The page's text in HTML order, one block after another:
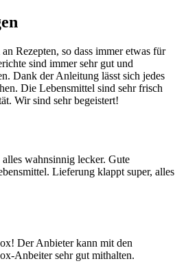
Rezepten, so dass immer etwas für
sind immer sehr gut und
Dank der Anleitung lässt sich jedes
Die Lebensmittel sind sehr frisch
Wir sind sehr begeistert!
alles wahnsinnig lecker. Gute
Lieferung klappt super, alles
Der Anbieter kann mit den
Anbeiter sehr gut mithalten.